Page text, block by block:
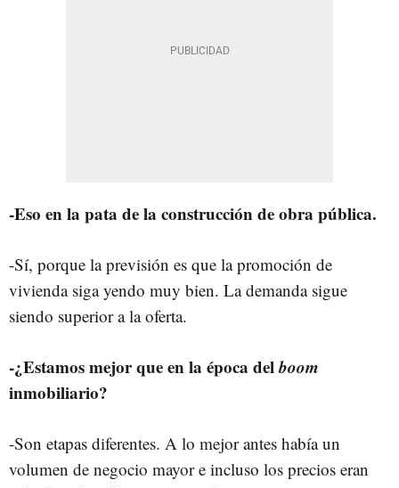
-Eso en la pata de la construcción de obra pública.
-Sí, porque la previsión es que la promoción de
vivienda siga yendo muy bien. La demanda sigue
siendo superior a la oferta.
-¿Estamos mejor que en la época delboom
inmobiliario?
-Son etapas diferentes. A lo mejor antes había un
volumen de negocio mayor e incluso los precios eran